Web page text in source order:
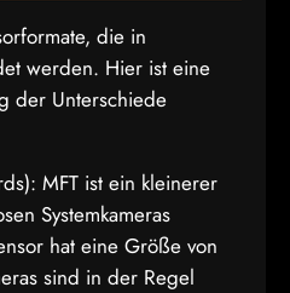
die in
werden. Hier ist eine
der Unterschiede
MFT ist ein kleinerer
Systemkameras
hat eine Größe von
sind in der Regel